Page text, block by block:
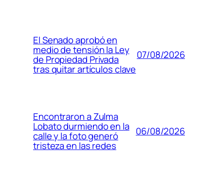
El Senado aprobó en
medio de tensión la Ley
de Propiedad Privada
tras quitar artículos clave
07/08/2026
Encontraron a Zulma
Lobato durmiendo en la
calle y la foto generó
tristeza en las redes
06/08/2026